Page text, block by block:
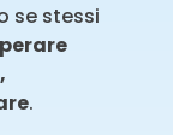
se stessi
.